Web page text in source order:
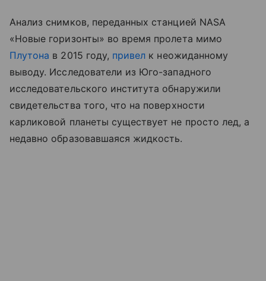
Анализ снимков, переданных станцией NASA
«Новые горизонты» во время пролета мимо
Плутона в 2015 году, привел к неожиданному
выводу. Исследователи из Юго-западного
исследовательского института обнаружили
свидетельства того, что на поверхности
карликовой планеты существует не просто лед, а
недавно образовавшаяся жидкость.